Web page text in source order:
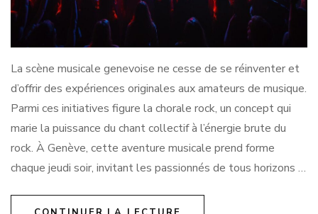
La scène musicale genevoise ne cesse de se réinventer et
d’offrir des expériences originales aux amateurs de musique.
Parmi ces initiatives figure la chorale rock, un concept qui
marie la puissance du chant collectif à l’énergie brute du
rock. À Genève, cette aventure musicale prend forme
chaque jeudi soir, invitant les passionnés de tous horizons …